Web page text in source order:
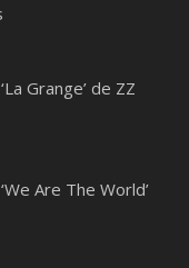
Grange’ de ZZ
Are The World’